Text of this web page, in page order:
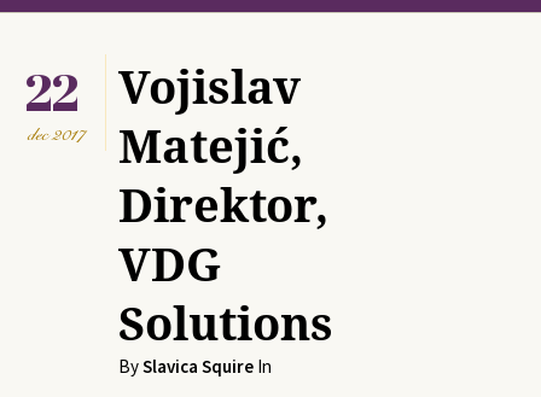
22
dec2017
Vojislav
Matejić,
Direktor,
VDG
Solutions
BySlavica Squire In